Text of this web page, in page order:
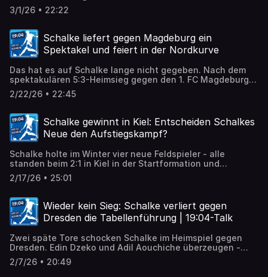
hinaus. Per Traumtor gelingt Winter-Neuzugang Dejan
Ljubicic der späte Ausgleich für die Gelsenkirchener.
3/1/26 • 22:22
Schalke liefert gegen Magdeburg ein
Spektakel und feiert in der Nordkurve
Das hat es auf Schalke lange nicht gegeben. Nach dem
spektakulären 5:3-Heimsieg gegen den 1. FC Magdeburg
haben die Profis der Königsblauen nicht nur unmittelbar
vor der Nordkurve gefeiert, über sondern mittendrin.
2/22/26 • 22:45
Schalke gewinnt in Kiel: Entscheiden Schalkes
Neue den Aufstiegskampf?
Schalke holte im Winter vier neue Feldspieler - alle
standen beim 2:1 in Kiel in der Startformation und
überzeugten.
2/17/26 • 25:01
Wieder kein Sieg: Schalke verliert gegen
Dresden die Tabellenführung | 19:04-Talk
Zwei späte Tore schocken Schalke im Heimspiel gegen
Dresden. Edin Dzeko und Adil Aouchiche überzeugen -
doch nicht alle S04-Profis spielen gut.
2/7/26 • 20:49